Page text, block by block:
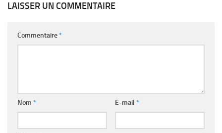
LAISSER UN COMMENTAIRE
Commentaire*
Nom * E-mail *